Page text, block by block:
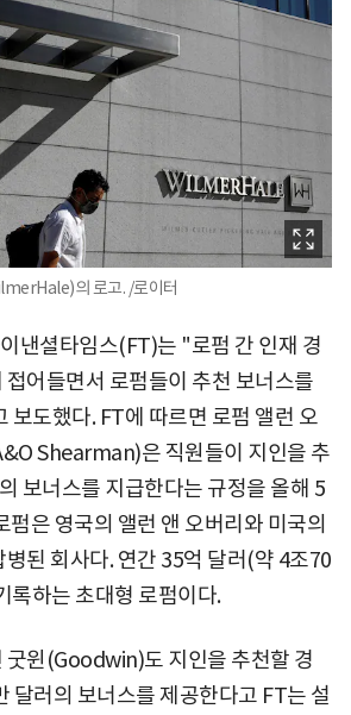
의 로고. /로이터
낸셜타임스(FT)는 "로펌 간 인재 경
어들면서 로펌들이 추천 보너스를
보도했다. FT에 따르면 로펌 앨런 오
Shearman)은 직원들이 지인을 추
보너스를 지급한다는 규정을 올해 5
펌은 영국의 앨런 앤 오버리와 미국의
된 회사다. 연간 35억 달러(약 4조70
록하는 초대형 로펌이다.
굿윈(Goodwin)도 지인을 추천할 경
달러의 보너스를 제공한다고 FT는 설